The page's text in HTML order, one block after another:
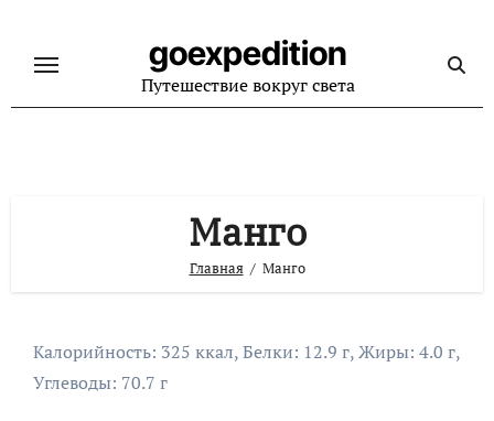
содержанию
goexpedition
Путешествие вокруг света
Манго
Главная Манго
Калорийность: 325 ккал, Белки: 12.9 г, Жиры: 4.0 г,
Углеводы: 70.7 г